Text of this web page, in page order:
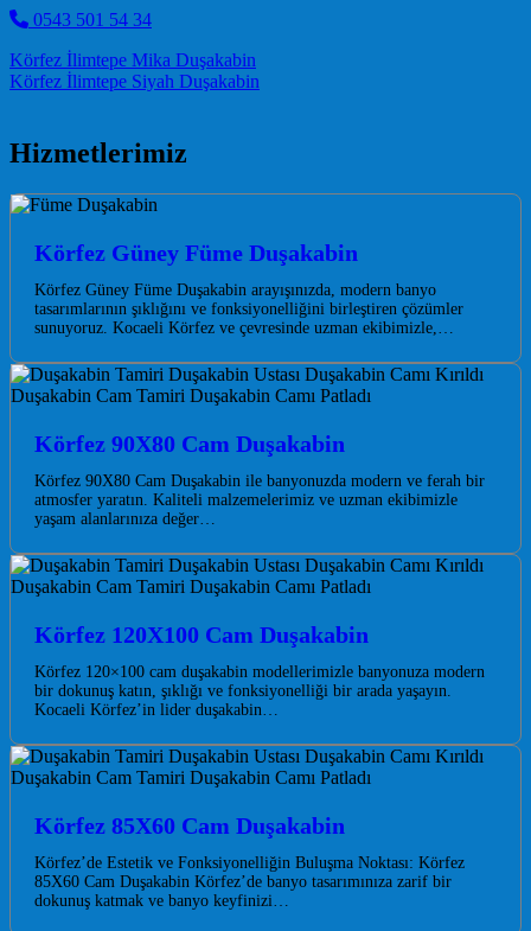
0543 501 54 34
Post navigation
Körfez İlimtepe Mika Duşakabin
Körfez İlimtepe Siyah Duşakabin
Hizmetlerimiz
Körfez Güney Füme Duşakabin
Körfez Güney Füme Duşakabin arayışınızda, modern banyo
tasarımlarının şıklığını ve fonksiyonelliğini birleştiren çözümler
sunuyoruz. Kocaeli Körfez ve çevresinde uzman ekibimizle,…
Körfez 90X80 Cam Duşakabin
Körfez 90X80 Cam Duşakabin ile banyonuzda modern ve ferah bir
atmosfer yaratın. Kaliteli malzemelerimiz ve uzman ekibimizle
yaşam alanlarınıza değer…
Körfez 120X100 Cam Duşakabin
Körfez 120×100 cam duşakabin modellerimizle banyonuza modern
bir dokunuş katın, şıklığı ve fonksiyonelliği bir arada yaşayın.
Kocaeli Körfez’in lider duşakabin…
Körfez 85X60 Cam Duşakabin
Körfez’de Estetik ve Fonksiyonelliğin Buluşma Noktası: Körfez
85X60 Cam Duşakabin Körfez’de banyo tasarımınıza zarif bir
dokunuş katmak ve banyo keyfinizi…